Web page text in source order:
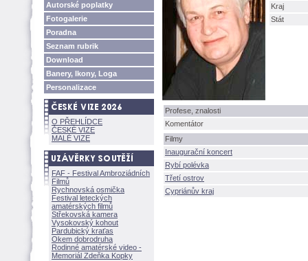
Autorské poplatky
Fotogalerie
Poradna
Seznam rubrik
Download
Banery, Ikony, Loga
Personalizace
O PŘEHLÍDCE
ČESKÉ VIZE
MALÉ VIZE
FAF - Festival Ambroziádních
Filmů
Rychnovská osmička
Festival leteckých
amatérských filmů
Střekovská kamera
Vysokovský kohout
Pardubický kraťas
Okem dobrodruha
Rodinné amatérské video -
Memoriál Zdeňka Kopky
Kraj
Stát
Profese, znalosti
Komentátor
Filmy
Inaugurační koncert
Rybí polévka
Třetí ostrov
Cypriánův kraj